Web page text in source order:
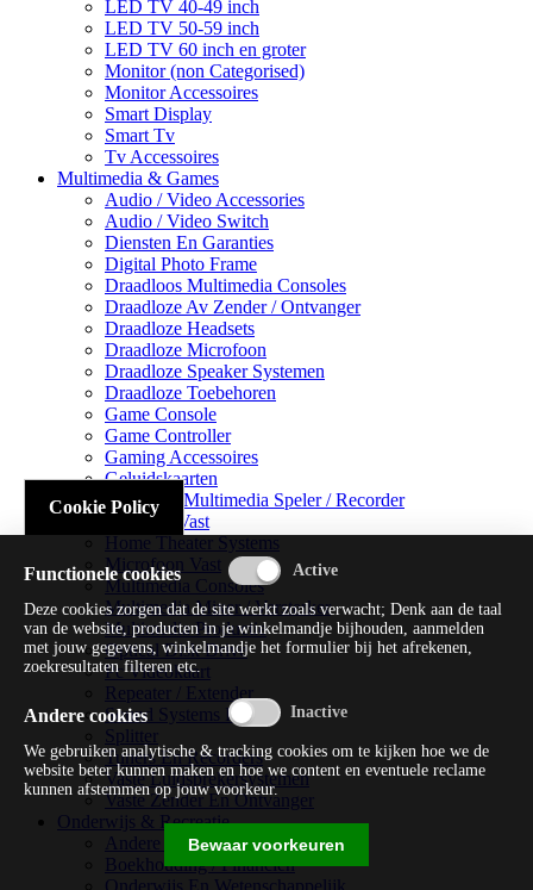
LED TV 40-49 inch
LED TV 50-59 inch
LED TV 60 inch en groter
Monitor (non Categorised)
Monitor Accessoires
Smart Display
Smart Tv
Tv Accessoires
Multimedia & Games
Audio / Video Accessories
Audio / Video Switch
Diensten En Garanties
Digital Photo Frame
Draadloos Multimedia Consoles
Draadloze Av Zender / Ontvanger
Draadloze Headsets
Draadloze Microfoon
Draadloze Speaker Systemen
Draadloze Toebehoren
Game Console
Game Controller
Gaming Accessoires
Geluidskaarten
Handheld Multimedia Speler / Recorder
Headsets Vast
Home Theater Systems
Microfoon Vast
Multimedia Consoles
Multimedia Mixer / Versterker
Multimedia Productie
Optical Disk Drive
Pc Videokaart
Repeater / Extender
Sound Systems Hi-fi
Splitter
Tuners En Recorders
Vaste Luidsprekersystemen
Vaste Zender En Ontvanger
Onderwijs & Recreatie
Andere Beveiligingssoftware
Boekhouding / Financiën
Cookie Policy
Functionele cookies
Deze cookies zorgen dat de site werkt zoals verwacht; Denk aan de taal
van de website, producten in je winkelmandje bijhouden, aanmelden
met jouw gegevens, winkelmandje het formulier bij het afrekenen,
zoekresultaten filteren etc.
Andere cookies
We gebruiken analytische & tracking cookies om te kijken hoe we de
website beter kunnen maken en hoe we content en eventuele reclame
kunnen afstemmen op jouw voorkeur.
Bewaar voorkeuren